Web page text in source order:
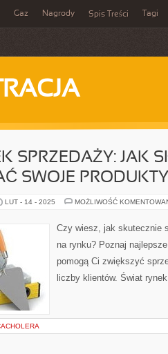
Gaz Nagrody Spis Treści Tagi
SPRZEDAŻY: JAK
SWOJE
LUT - 14 - 2025 MOŻLIWOŚĆ
Czy wiesz, jak skutecznie
na rynku? Poznaj
pomogą Ci zwiększyć
liczby klientów. Świat